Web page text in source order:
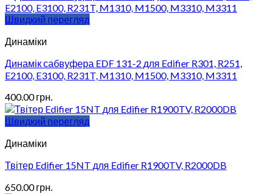
Швидкий перегляд
Динаміки
Динамік сабвуфера EDF 131-2 для Edifier R301, R251,
E2100, E3100, R231T, M1310, M1500, M3310, M3311
400.00грн.
Швидкий перегляд
Динаміки
Твітер Edifier 15NT для Edifier R1900TV, R2000DB
650.00грн.